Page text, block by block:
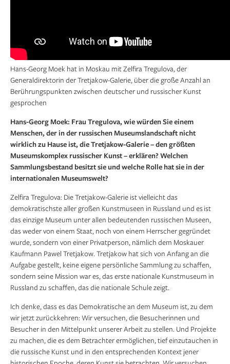
Hans-Georg Moek hat in Moskau mit Zelfira Tregulova, der
Generaldirektorin der Tretjakow-Galerie, über die große Anzahl an
Berührungspunkten zwischen deutscher und russischer Kunst
gesprochen
Hans-Georg Moek: Frau Tregulova, wie würden Sie einem
Menschen, der in der russischen Museumslandschaft nicht
wirklich zu Hause ist, die Tretjakow-Galerie – den größten
Museumskomplex russischer Kunst – erklären? Welchen
Sammlungsbestand besitzt sie und welche Rolle hat sie in der
internationalen Museumswelt?
Zelfira Tregulova: Die Tretjakow-Galerie ist vielleicht das
demokratischste aller großen Kunstmuseen in Russland und es ist
das einzige Museum unter allen bedeutenden russischen Museen,
das weder von einem Staat, noch von einem Herrscher gegründet
wurde, sondern von einer Privatperson, nämlich dem Moskauer
Kaufmann Pawel Tretjakow. Tretjakow hat sich von Anfang an die
Aufgabe gestellt, keine eigene persönliche Sammlung zu schaffen,
sondern seine Mission war es, das erste nationale Kunstmuseum in
Russland zu schaffen, das die nationale Schule zeigt.
Ich denke, dass es das Demokratische an dem Museum ist, zu dem
wir jetzt zurückkehren: Wir versuchen, die Besucherinnen und
Besucher in den Mittelpunkt unserer Arbeit zu stellen. Und Projekte
zu machen, die es dem Betrachter ermöglichen, tief einzutauchen in
die russische Kunst und in den entsprechenden Kontext jener